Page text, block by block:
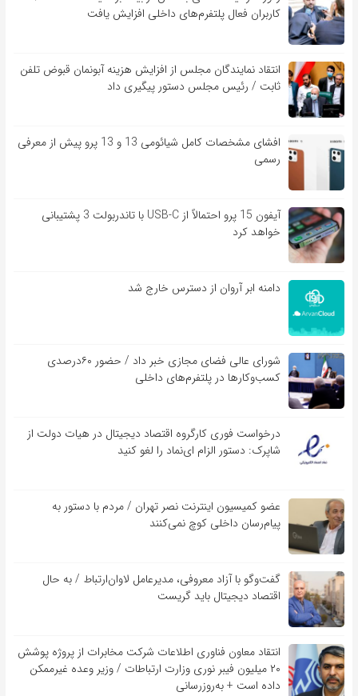
کاربران فعال پلتفرم‌های داخلی افزایش یافت
انتقاد نمایندگان مجلس از افزایش هزینه آبونمان قبوض تلفن
ثابت / رئیس مجلس دستور پیگیری داد
افشای مشخصات کامل شیائومی 13 و 13 پرو پیش از معرفی
رسمی
آیفون 15 پرو احتمالاً از USB-C با تاندربولت 3 پشتیبانی
خواهد کرد
دامنه ابر آروان از دسترس خارج شد
شورای عالی فضای مجازی خبر داد / حضور ۶۰درصدی
کسب‌و‌کارها در پلتفرم‌های داخلی
درخواست فوری کارگروه اقتصاد دیجیتال در هیات دولت از
شاپرک: دستور الزام ای‌نماد را لغو کنید
عضو کمیسیون اینترنت نصر تهران / مردم با دستور به
پیام‌رسان داخلی کوچ نمی‌کنند
گفت‌و‌گو با آزاد معروفی، مدیرعامل لاوان‌ارتباط / به حال
اقتصاد دیجیتال باید گریست
انتقاد معاون فناوری اطلاعات شرکت مخابرات از پروژه پوشش
۲۰ میلیون فیبر نوری وزارت ارتباطات / وزیر وعده غیرممکن
داده است + به‌روزرسانی